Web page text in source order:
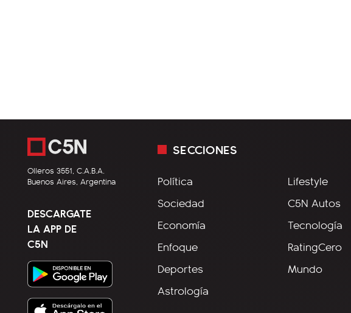
Olleros 3551, C.A.B.A.
Buenos Aires, Argentina
DESCARGATE
LA APP DE
C5N
SECCIONES
Política
Sociedad
Economía
Enfoque
Deportes
Astrología
Lifestyle
C5N Autos
Tecnología
RatingCero
Mundo